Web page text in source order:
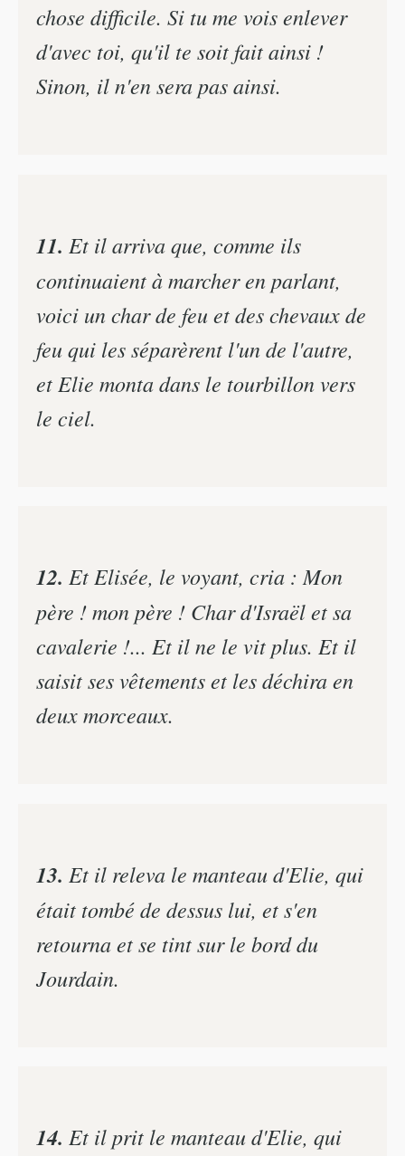
chose difficile. Si tu me vois enlever
d'avec toi, qu'il te soit fait ainsi !
Sinon, il n'en sera pas ainsi.
11. Et il arriva que, comme ils
continuaient à marcher en parlant,
voici un char de feu et des chevaux de
feu qui les séparèrent l'un de l'autre,
et Elie monta dans le tourbillon vers
le ciel.
12. Et Elisée, le voyant, cria : Mon
père ! mon père ! Char d'Israël et sa
cavalerie !... Et il ne le vit plus. Et il
saisit ses vêtements et les déchira en
deux morceaux.
13. Et il releva le manteau d'Elie, qui
était tombé de dessus lui, et s'en
retourna et se tint sur le bord du
Jourdain.
14. Et il prit le manteau d'Elie, qui